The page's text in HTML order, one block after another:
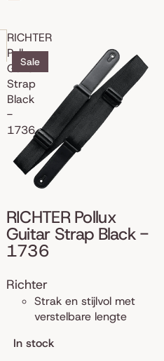
RICHTER
Pollux
Guitar
Strap
Black
-
1736
Sale
RICHTER Pollux
Guitar Strap Black -
1736
Richter
Strak en stijlvol met
verstelbare lengte
In stock